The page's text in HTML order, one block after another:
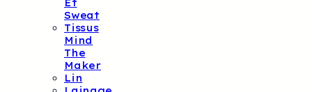
Et
Sweat
Tissus
Mind
The
Maker
Lin